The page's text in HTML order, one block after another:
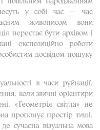
у собі час — час
живописом вони
перестає бути архівом і
експозиційно роботи
досвідом пошуку
в часи руйнації,
коли звичні орієнтири
«Геометрія світла» не
пропонує простір тиші,
сучасна візуальна мова